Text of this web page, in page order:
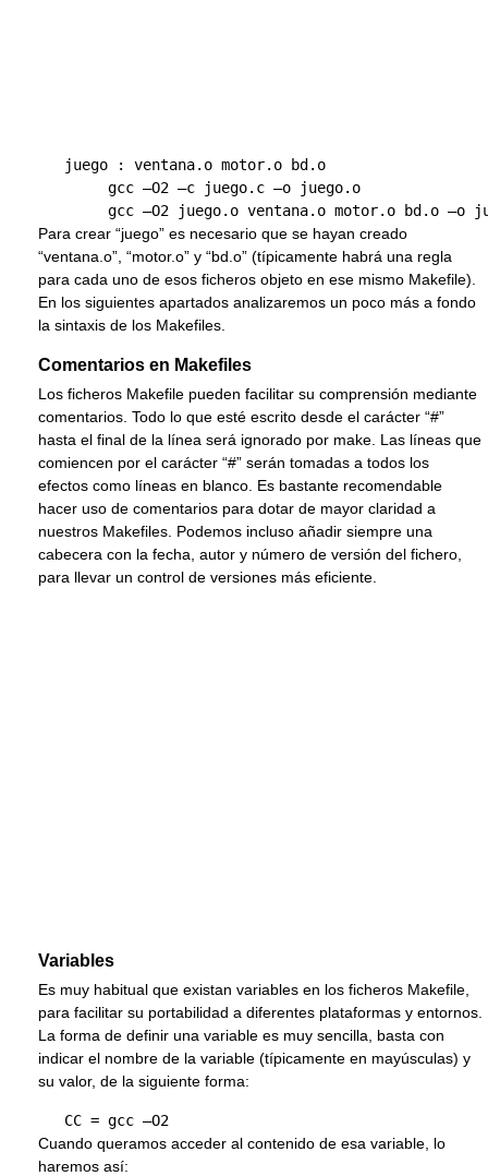
   juego : ventana.o motor.o bd.o
        gcc –O2 –c juego.c –o juego.o
Para crear “juego” es necesario que se hayan creado
“ventana.o”, “motor.o” y “bd.o” (típicamente habrá una regla
para cada uno de esos ficheros objeto en ese mismo Makefile).
En los siguientes apartados analizaremos un poco más a fondo
la sintaxis de los Makefiles.
Comentarios en Makefiles
Los ficheros Makefile pueden facilitar su comprensión mediante
comentarios. Todo lo que esté escrito desde el carácter “#”
hasta el final de la línea será ignorado por make. Las líneas que
comiencen por el carácter “#” serán tomadas a todos los
efectos como líneas en blanco. Es bastante recomendable
hacer uso de comentarios para dotar de mayor claridad a
nuestros Makefiles. Podemos incluso añadir siempre una
cabecera con la fecha, autor y número de versión del fichero,
para llevar un control de versiones más eficiente.
Variables
Es muy habitual que existan variables en los ficheros Makefile,
para facilitar su portabilidad a diferentes plataformas y entornos.
La forma de definir una variable es muy sencilla, basta con
indicar el nombre de la variable (típicamente en mayúsculas) y
su valor, de la siguiente forma:
Cuando queramos acceder al contenido de esa variable, lo
haremos así: